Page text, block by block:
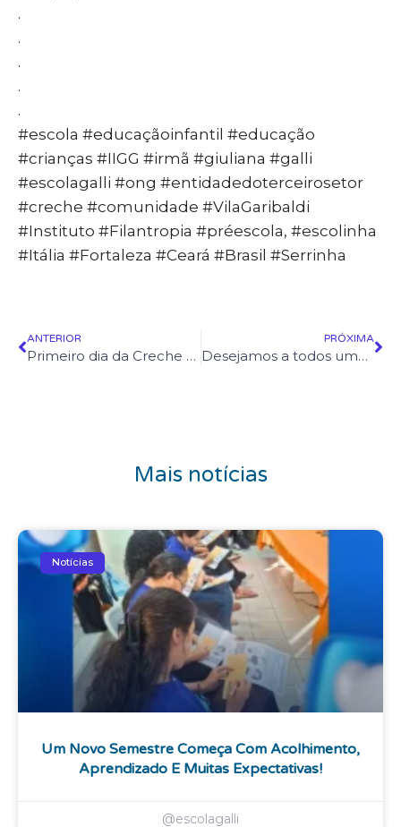
.
.
.
.
.
#escola #educaçãoinfantil #educação
#crianças #IIGG #irmã #giuliana #galli
#escolagalli #ong #entidadedoterceirosetor
#creche #comunidade #VilaGaribaldi
#Instituto #Filantropia #préescola, #escolinha
#Itália #Fortaleza #Ceará #Brasil #Serrinha
ANTERIOR
Primeiro dia da Creche 😍
PRÓXIMA
Desejamos a todos uma excelente semana!
Mais notícias
Notícias
Um Novo Semestre Começa Com Acolhimento,
Aprendizado E Muitas Expectativas!
@escolagalli